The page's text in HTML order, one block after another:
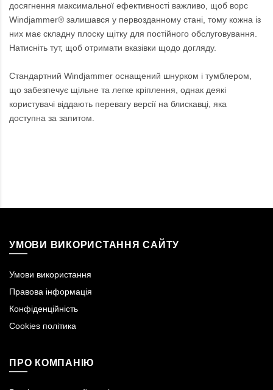
досягнення максимальної ефективності важливо, щоб ворс
Windjammer® залишався у первозданному стані, тому кожна із
них має складну плоску щітку для постійного обслуговування.
Натисніть тут, щоб отримати вказівки щодо догляду.
Стандартний Windjammer оснащений шнурком і тумблером,
що забезпечує щільне та легке кріплення, однак деякі
користувачі віддають перевагу версії на блискавці, яка
доступна за запитом.
УМОВИ ВИКОРИСТАННЯ САЙТУ
Умови використання
Правова інформація
Конфіденційність
Cookies політика
ПРО КОМПАНІЮ